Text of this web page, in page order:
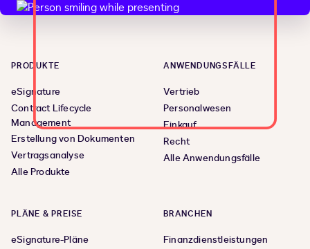
PRODUKTE
eSignature
Contract Lifecycle
Management
Erstellung von Dokumenten
Vertragsanalyse
Alle Produkte
ANWENDUNGSFÄLLE
Vertrieb
Personalwesen
Einkauf
Recht
Alle Anwendungsfälle
PLÄNE & PREISE
eSignature-Pläne
BRANCHEN
Finanzdienstleistungen